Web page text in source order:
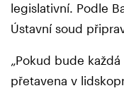
legislativní. Podle
Ústavní soud
„Pokud bude
přetavena v